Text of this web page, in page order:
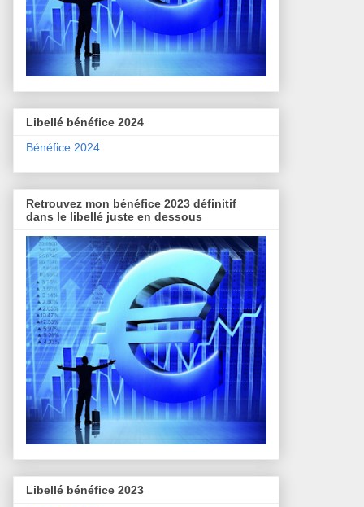
Libellé bénéfice 2024
Bénéfice 2024
Retrouvez mon bénéfice 2023 définitif
dans le libellé juste en dessous
Libellé bénéfice 2023